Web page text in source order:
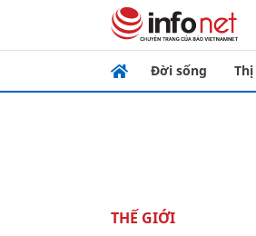
Đời sống
THẾ GIỚI